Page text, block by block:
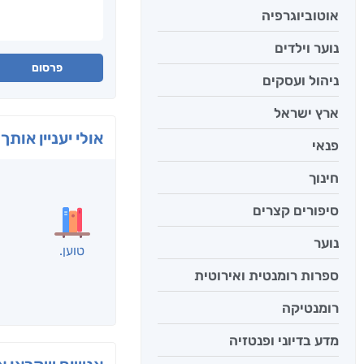
אוטוביוגרפיה
נוער וילדים
ניהול ועסקים
ארץ ישראל
פנאי
חינוך
סיפורים קצרים
נוער
ספרות רומנטית ואירוטית
רומנטיקה
מדע בדיוני ופנטזיה
פרסום
אולי יעניין